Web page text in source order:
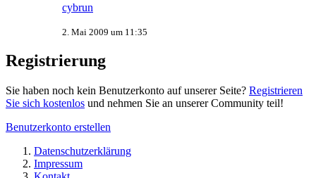
cybrun
2. Mai 2009 um 11:35
Registrierung
Sie haben noch kein Benutzerkonto auf unserer Seite? Registrieren
Sie sich kostenlos und nehmen Sie an unserer Community teil!
Benutzerkonto erstellen
Datenschutzerklärung
Impressum